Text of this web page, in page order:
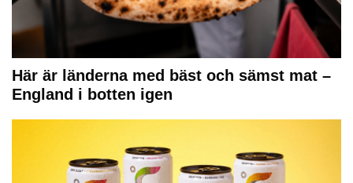
Här är länderna med bäst och sämst mat –
England i botten igen